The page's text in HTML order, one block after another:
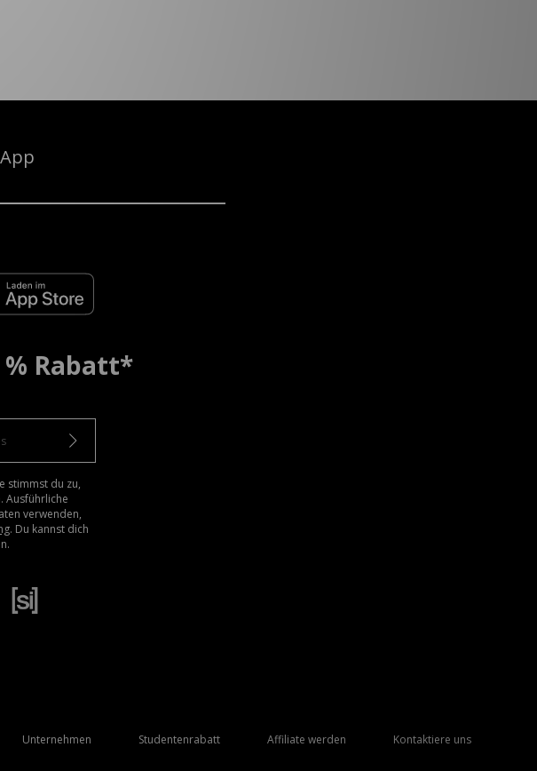
% Rabatt*
stimmst du zu,
Ausführliche
verwenden,
. Du kannst dich
Unternehmen Studentenrabatt Affiliate werden Kontaktiere uns